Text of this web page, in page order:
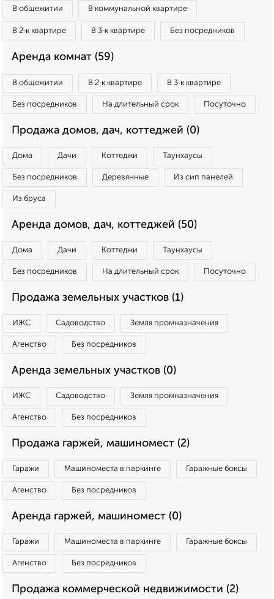
В общежитии В коммунальной квартире
В 2‑к квартире В 3‑к квартире Без посредников
Аренда комнат (59)
В общежитии В 2‑к квартире В 3‑к квартире
Без посредников На длительный срок Посуточно
Продажа домов, дач, коттеджей (0)
Дома Дачи Коттеджи Таунхаусы
Без посредников Деревянные Из сип панелей
Из бруса
Аренда домов, дач, коттеджей (50)
Дома Дачи Коттеджи Таунхаусы
Без посредников На длительный срок Посуточно
Продажа земельных участков (1)
ИЖС Садоводство Земля промназначения
Агенство Без посредников
Аренда земельных участков (0)
ИЖС Садоводство Земля промназначения
Агенство Без посредников
Продажа гаржей, машиномест (2)
Гаражи Машиноместа в паркинге Гаражные боксы
Агенство Без посредников
Аренда гаржей, машиномест (0)
Гаражи Машиноместа в паркинге Гаражные боксы
Агенство Без посредников
Продажа коммерческой недвижимости (2)